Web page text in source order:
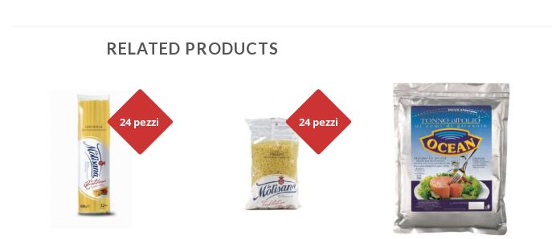
RELATED PRODUCTS
24 pezzi 24 pezzi